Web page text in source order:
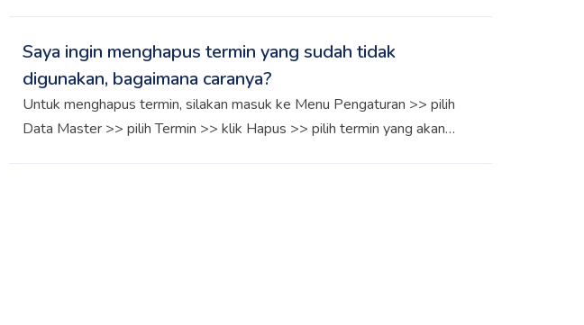
Saya ingin menghapus termin yang sudah tidak
digunakan, bagaimana caranya?
Untuk menghapus termin, silakan masuk ke Menu Pengaturan >> pilih
Data Master >> pilih Termin >> klik Hapus >> pilih termin yang akan